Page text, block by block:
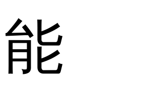
能